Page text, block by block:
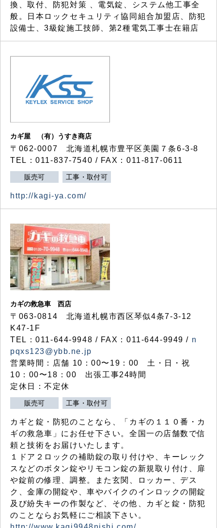
換、取付、防犯対策 、電気錠、システム他工事全
般。日本ロックセキュリティ協同組合加盟店、防犯
設備士、3級錠施工技師、第2種電気工事士在籍店
カギ屋 （有）うすき商店
〒062-0007 北海道札幌市豊平区美園７条6-3-8
TEL：011-837-7540 / FAX：011-817-0611
販売可 工事・取付可
http://kagi-ya.com/
カギの救急車 西店
〒063-0814 北海道札幌市西区琴似4条7-3-12
K47-1F
TEL：011-644-9948 / FAX：011-644-9949 / n
pqxs123@ybb.ne.jp
営業時間：店舗 10：00〜19：00 土・日・祝
10：00〜18：00 出張工事24時間
定休日：不定休
販売可 工事・取付可
カギと錠・防犯のことなら、「カギの１１０番・カ
ギの救急車」にお任せ下さい。全国一の店舗数で信
頼と技術をお届けいたします。
１ドア２ロックの補助錠の取り付けや、キーレック
スなどのボタン錠やリモコン錠の新規取り付け、扉
や錠前の修理、調整。また玄関、ロッカー、デス
ク、金庫の開錠や、車やバイクのインロックの開錠
及び紛失キーの作製など、その他、カギと錠・防犯
のことならお気軽にご相談下さい。